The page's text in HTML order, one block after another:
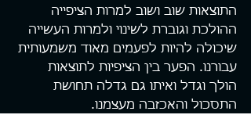
התוצאות שוב ושוב למרות הציפייה
ההולכת וגוברת לשינוי ולמרות העשייה
שיכולה להיות לפעמים מאוד משמעותית
עבורנו. הפער בין הציפיות לתוצאות
הולך וגדל ואיתו גם גדלה תחושת
התסכול והאכזבה מעצמנו.